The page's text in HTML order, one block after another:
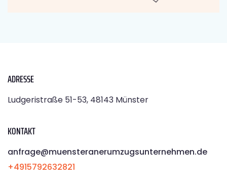
ADRESSE
Ludgeristraße 51-53, 48143 Münster
KONTAKT
anfrage@muensteranerumzugsunternehmen.de
+4915792632821